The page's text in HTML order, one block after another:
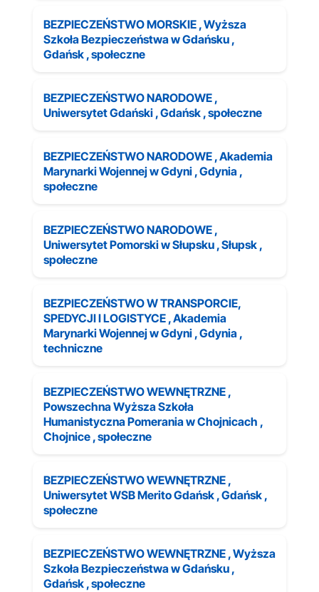
BEZPIECZEŃSTWO MORSKIE , Wyższa
Szkoła Bezpieczeństwa w Gdańsku ,
Gdańsk , społeczne
BEZPIECZEŃSTWO NARODOWE ,
Uniwersytet Gdański , Gdańsk , społeczne
BEZPIECZEŃSTWO NARODOWE , Akademia
Marynarki Wojennej w Gdyni , Gdynia ,
społeczne
BEZPIECZEŃSTWO NARODOWE ,
Uniwersytet Pomorski w Słupsku , Słupsk ,
społeczne
BEZPIECZEŃSTWO W TRANSPORCIE,
SPEDYCJI I LOGISTYCE , Akademia
Marynarki Wojennej w Gdyni , Gdynia ,
techniczne
BEZPIECZEŃSTWO WEWNĘTRZNE ,
Powszechna Wyższa Szkoła
Humanistyczna Pomerania w Chojnicach ,
Chojnice , społeczne
BEZPIECZEŃSTWO WEWNĘTRZNE ,
Uniwersytet WSB Merito Gdańsk , Gdańsk ,
społeczne
BEZPIECZEŃSTWO WEWNĘTRZNE , Wyższa
Szkoła Bezpieczeństwa w Gdańsku ,
Gdańsk , społeczne